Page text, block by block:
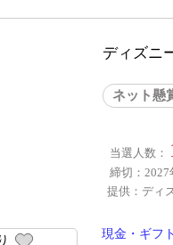
ディズニ
ネット懸
当選人数：
締切：2027
提供：ディ
現金・ギフ